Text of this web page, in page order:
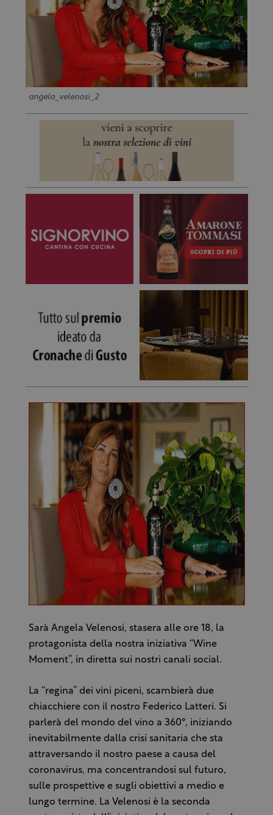
angela_velenosi_2
Sarà Angela Velenosi, stasera alle ore 18, la
protagonista della nostra iniziativa “Wine
Moment”, in diretta sui nostri canali social.
La “regina” dei vini piceni, scambierà due
chiacchiere con il nostro Federico Latteri. Si
parlerà del mondo del vino a 360°, iniziando
inevitabilmente dalla crisi sanitaria che sta
attraversando il nostro paese a causa del
coronavirus, ma concentrandosi sul futuro,
sulle prospettive e sugli obiettivi a medio e
lungo termine. La Velenosi è la seconda